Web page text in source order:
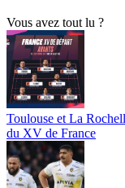
Vous avez tout lu ?
Toulouse et La
du XV de France